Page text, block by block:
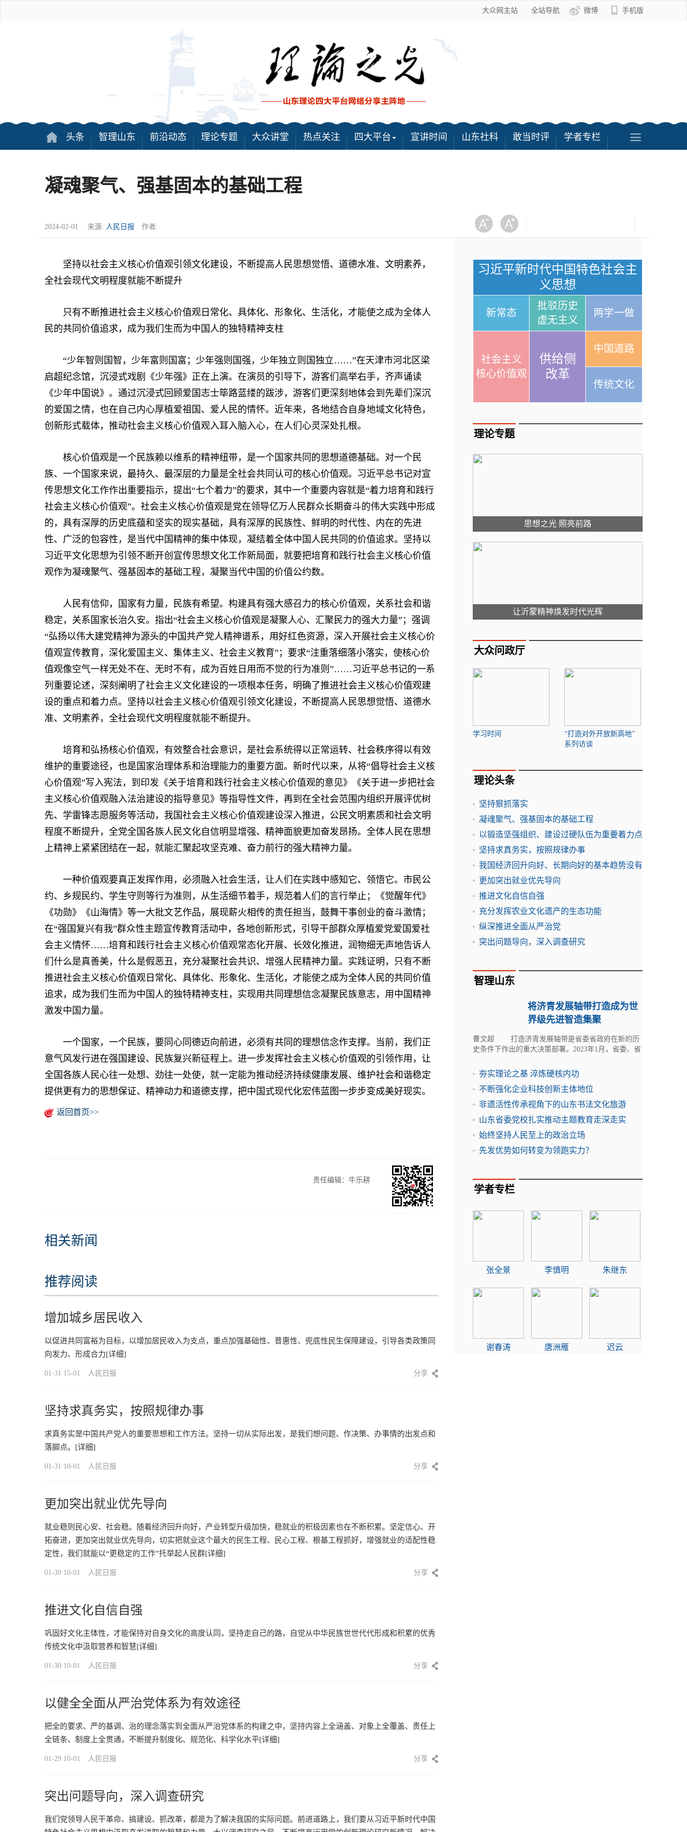
大众网主站 全站导航 微博 手机版
头条 智理山东 前沿动态 理论专题 大众讲堂 热点关注 四大平台 宣讲时间 山东社科 敢当时评 学者专栏
凝魂聚气、强基固本的基础工程
2024-02-01 来源: 人民日报 作者:
坚持以社会主义核心价值观引领文化建设，不断提高人民思想觉悟、道德水准、文明素养，
全社会现代文明程度就能不断提升
只有不断推进社会主义核心价值观日常化、具体化、形象化、生活化，才能使之成为全体人
民的共同价值追求，成为我们生而为中国人的独特精神支柱
“少年智则国智，少年富则国富；少年强则国强，少年独立则国独立……”在天津市河北区梁
启超纪念馆，沉浸式戏剧《少年强》正在上演。在演员的引导下，游客们高举右手，齐声诵读
《少年中国说》。通过沉浸式回顾爱国志士筚路蓝缕的跋涉，游客们更深刻地体会到先辈们深沉
的爱国之情，也在自己内心厚植爱祖国、爱人民的情怀。近年来，各地结合自身地域文化特色，
创新形式载体，推动社会主义核心价值观入耳入脑入心，在人们心灵深处扎根。
核心价值观是一个民族赖以维系的精神纽带，是一个国家共同的思想道德基础。对一个民
族、一个国家来说，最持久、最深层的力量是全社会共同认可的核心价值观。习近平总书记对宣
传思想文化工作作出重要指示，提出“七个着力”的要求，其中一个重要内容就是“着力培育和践行
社会主义核心价值观”。社会主义核心价值观是党在领导亿万人民群众长期奋斗的伟大实践中形成
的，具有深厚的历史底蕴和坚实的现实基础，具有深厚的民族性、鲜明的时代性、内在的先进
性、广泛的包容性，是当代中国精神的集中体现，凝结着全体中国人民共同的价值追求。坚持以
习近平文化思想为引领不断开创宣传思想文化工作新局面，就要把培育和践行社会主义核心价值
观作为凝魂聚气、强基固本的基础工程，凝聚当代中国的价值公约数。
人民有信仰，国家有力量，民族有希望。构建具有强大感召力的核心价值观，关系社会和谐
稳定，关系国家长治久安。指出“社会主义核心价值观是凝聚人心、汇聚民力的强大力量”；强调
“弘扬以伟大建党精神为源头的中国共产党人精神谱系，用好红色资源，深入开展社会主义核心价
值观宣传教育，深化爱国主义、集体主义、社会主义教育”；要求“注重落细落小落实，使核心价
值观像空气一样无处不在、无时不有，成为百姓日用而不觉的行为准则”……习近平总书记的一系
列重要论述，深刻阐明了社会主义文化建设的一项根本任务，明确了推进社会主义核心价值观建
设的重点和着力点。坚持以社会主义核心价值观引领文化建设，不断提高人民思想觉悟、道德水
准、文明素养，全社会现代文明程度就能不断提升。
培育和弘扬核心价值观，有效整合社会意识，是社会系统得以正常运转、社会秩序得以有效
维护的重要途径，也是国家治理体系和治理能力的重要方面。新时代以来，从将“倡导社会主义核
心价值观”写入宪法，到印发《关于培育和践行社会主义核心价值观的意见》《关于进一步把社会
主义核心价值观融入法治建设的指导意见》等指导性文件，再到在全社会范围内组织开展评优树
先、学雷锋志愿服务等活动，我国社会主义核心价值观建设深入推进，公民文明素质和社会文明
程度不断提升，全党全国各族人民文化自信明显增强、精神面貌更加奋发昂扬。全体人民在思想
上精神上紧紧团结在一起，就能汇聚起攻坚克难、奋力前行的强大精神力量。
一种价值观要真正发挥作用，必须融入社会生活，让人们在实践中感知它、领悟它。市民公
约、乡规民约、学生守则等行为准则，从生活细节着手，规范着人们的言行举止；《觉醒年代》
《功勋》《山海情》等一大批文艺作品，展现薪火相传的责任担当，鼓舞干事创业的奋斗激情；
在“强国复兴有我”群众性主题宣传教育活动中，各地创新形式，引导干部群众厚植爱党爱国爱社
会主义情怀……培育和践行社会主义核心价值观常态化开展、长效化推进，润物细无声地告诉人
们什么是真善美，什么是假恶丑，充分凝聚社会共识、增强人民精神力量。实践证明，只有不断
推进社会主义核心价值观日常化、具体化、形象化、生活化，才能使之成为全体人民的共同价值
追求，成为我们生而为中国人的独特精神支柱，实现用共同理想信念凝聚民族意志，用中国精神
激发中国力量。
一个国家，一个民族，要同心同德迈向前进，必须有共同的理想信念作支撑。当前，我们正
意气风发行进在强国建设、民族复兴新征程上。进一步发挥社会主义核心价值观的引领作用，让
全国各族人民心往一处想、劲往一处使，就一定能为推动经济持续健康发展、维护社会和谐稳定
提供更有力的思想保证、精神动力和道德支撑，把中国式现代化宏伟蓝图一步步变成美好现实。
返回首页>>
责任编辑：牛乐耕
相关新闻
推荐阅读
增加城乡居民收入
以促进共同富裕为目标，以增加居民收入为支点，重点加强基础性、普惠性、兜底性民生保障建设，引导各类政策同
向发力、形成合力[详细]
01-31 15-01 人民日报 分享
坚持求真务实，按照规律办事
求真务实是中国共产党人的重要思想和工作方法。坚持一切从实际出发，是我们想问题、作决策、办事情的出发点和
落脚点。 [详细]
01-31 10-01 人民日报 分享
更加突出就业优先导向
就业稳则民心安、社会稳。随着经济回升向好，产业转型升级加快，稳就业的积极因素也在不断积累。坚定信心、开
拓奋进，更加突出就业优先导向，切实把就业这个最大的民生工程、民心工程、根基工程抓好，增强就业的适配性稳
定性，我们就能以“更稳定的工作”托举起人民群[详细]
01-30 10-01 人民日报 分享
推进文化自信自强
巩固好文化主体性，才能保持对自身文化的高度认同，坚持走自己的路，自觉从中华民族世世代代形成和积累的优秀
传统文化中汲取营养和智慧[详细]
01-30 10-01 人民日报 分享
以健全全面从严治党体系为有效途径
把全的要求、严的基调、治的理念落实到全面从严治党体系的构建之中，坚持内容上全涵盖、对象上全覆盖、责任上
全链条、制度上全贯通，不断提升制度化、规范化、科学化水平[详细]
01-29 10-01 人民日报 分享
突出问题导向，深入调查研究
我们党领导人民干革命、搞建设、抓改革，都是为了解决我国的实际问题。前进道路上，我们要从习近平新时代中国
习近平新时代中国特色社会主
义思想
新常态
批驳历史
虚无主义
两学一做
社会主义
核心价值观
供给侧
改革
中国道路
传统文化
理论专题
思想之光 照亮前路
让沂蒙精神焕发时代光辉
大众问政厅
学习时间
“打造对外开放新高地”
系列访谈
理论头条
坚持狠抓落实
凝魂聚气、强基固本的基础工程
以锻造坚强组织、建设过硬队伍为重要着力点
坚持求真务实，按照规律办事
我国经济回升向好、长期向好的基本趋势没有
更加突出就业优先导向
推进文化自信自强
充分发挥农业文化遗产的生态功能
纵深推进全面从严治党
突出问题导向，深入调查研究
智理山东
将济青发展轴带打造成为世
界级先进智造集聚
曹文超 打造济青发展轴带是省委省政府在新的历
史条件下作出的重大决策部署。2023年1月，省委、省
年行动计
夯实理论之基 淬炼硬核内功
不断强化企业科技创新主体地位
非遗活性传承视角下的山东书法文化旅游
山东省委党校扎实推动主题教育走深走实
始终坚持人民至上的政治立场
先发优势如何转变为领跑实力？
学者专栏
张全景 李慎明 朱继东
谢春涛 唐洲雁 迟云